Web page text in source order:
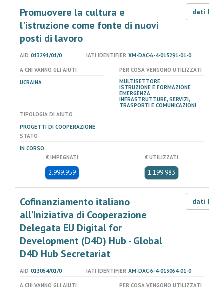
Promuovere la cultura e
l'istruzione come fonte di nuovi
posti di lavoro
dati LOD
AID 013291/01/0 IATI IDENTIFIER XM-DAC-6-4-013291-01-0
A CHI VANNO GLI AIUTI
UCRAINA
PER COSA VENGONO UTILIZZATI
MULTISETTORE
ISTRUZIONE E FORMAZIONE
EMERGENZA
INFRASTRUTTURE, SERVIZI,
TRASPORTI E COMUNICAZIONI
TIPOLOGIA DI AIUTO
PROGETTI DI COOPERAZIONE
STATO
IN CORSO
€ IMPEGNATI
2.999.959
€ UTILIZZATI
1.199.983
Cofinanziamento italiano
all’Iniziativa di Cooperazione
Delegata EU Digital for
Development (D4D) Hub - Global
D4D Hub Secretariat
dati LOD
AID 013064/01/0 IATI IDENTIFIER XM-DAC-6-4-013064-01-0
A CHI VANNO GLI AIUTI
PER COSA VENGONO UTILIZZATI